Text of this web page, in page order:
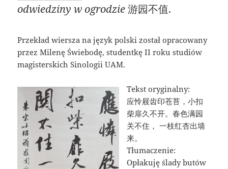
odwiedziny w ogrodzie游园不值.
Przekład wiersza na język polski został opracowany
przez Milenę Świebodę, studentkę II roku studiów
magisterskich Sinologii UAM.
Tekst oryginalny:
应怜屐齿印苍苔，小扣
柴扉久不开。春色满园
关不住， 一枝红杏出墙
来。
Tłumaczenie:
Opłakuję ślady butów